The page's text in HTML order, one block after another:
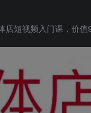
短视频入门课，价值